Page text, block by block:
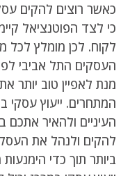
כאשר רוצים להקים
כי לצד הפוטנציאל
לקוח. לכן מומלץ לכל
העסקים התל אביבי
מנת לאפיין טוב יותר
המתחרים. ייעוץ עסקי
העיניים ולהאיר אתכם
להקים ולנהל את
ביותר תוך כדי הימנעות